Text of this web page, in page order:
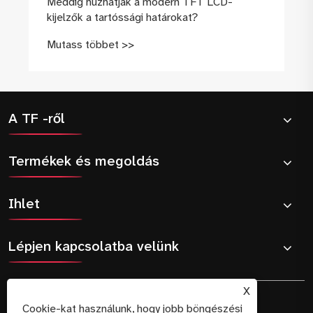
kijelzők a tartóssági határokat?
Mutass többet >>
A TF -ről
Termékek és megoldás
Ihlet
Lépjen kapcsolatba velünk
X
Cookie-kat használunk, hogy jobb böngészési